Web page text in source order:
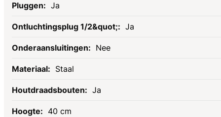
Ja
Ja
Nee
Staal
Ja
40 cm